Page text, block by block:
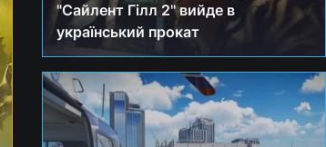
"Сайлент Гілл 2" вийде в
український прокат